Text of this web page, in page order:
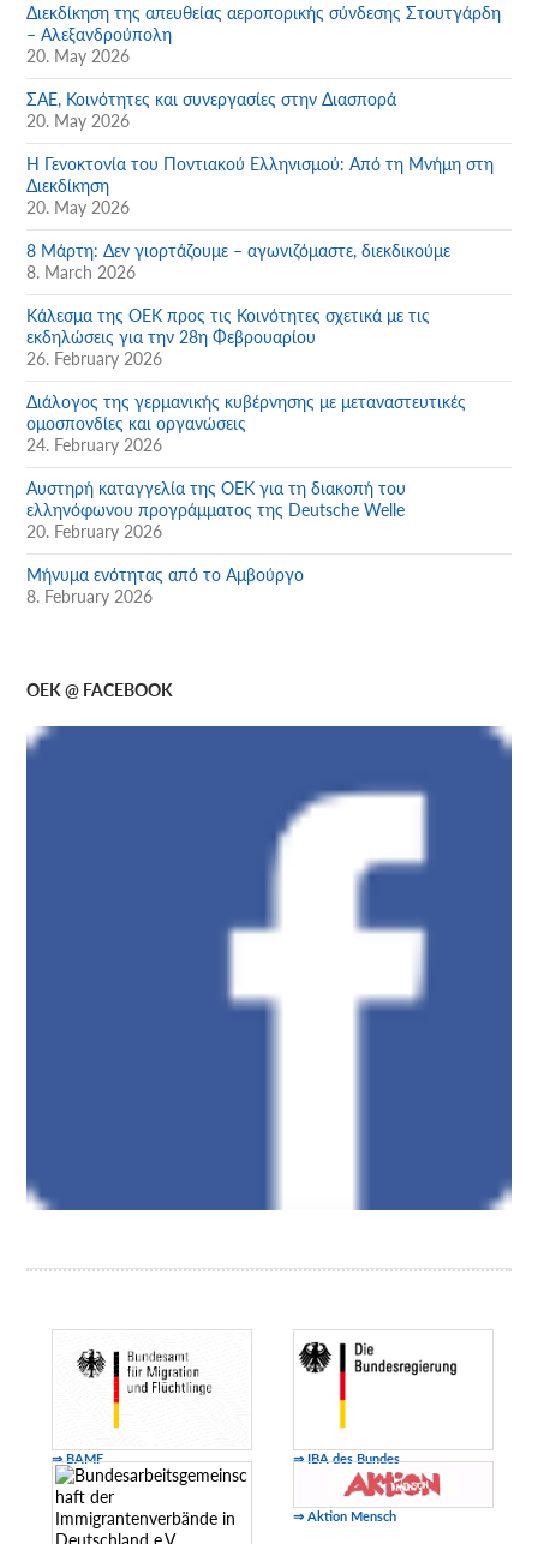
Διεκδίκηση της απευθείας αεροπορικής σύνδεσης Στουτγάρδη
– Αλεξανδρούπολη
20. May 2026
ΣΑΕ, Κοινότητες και συνεργασίες στην Διασπορά
20. May 2026
Η Γενοκτονία του Ποντιακού Ελληνισμού: Από τη Μνήμη στη
Διεκδίκηση
20. May 2026
8 Μάρτη: Δεν γιορτάζουμε – αγωνιζόμαστε, διεκδικούμε
8. March 2026
Κάλεσμα της ΟΕΚ προς τις Κοινότητες σχετικά με τις
εκδηλώσεις για την 28η Φεβρουαρίου
26. February 2026
Διάλογος της γερμανικής κυβέρνησης με μεταναστευτικές
ομοσπονδίες και οργανώσεις
24. February 2026
Αυστηρή καταγγελία της ΟΕΚ για τη διακοπή του
ελληνόφωνου προγράμματος της Deutsche Welle
20. February 2026
Μήνυμα ενότητας από το Αμβούργο
8. February 2026
OEK @ FACEBOOK
⇒ BAMF ⇒ IBA des Bundes
⇒ Aktion Mensch